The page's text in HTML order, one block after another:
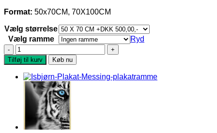
Format: 50x70CM, 70X100CM
Vælg størrelse
Vælg ramme
Ryd
Fransk
Bulldog
plakat
antal
Tilføj til kurv Køb nu